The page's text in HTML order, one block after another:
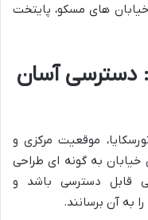
های مسکو، پایتخت
دسترسی آسان
موقعیت مرکزی و
به گونه ای طراحی
قابل دسترسی باشد و
به آن برسانند.